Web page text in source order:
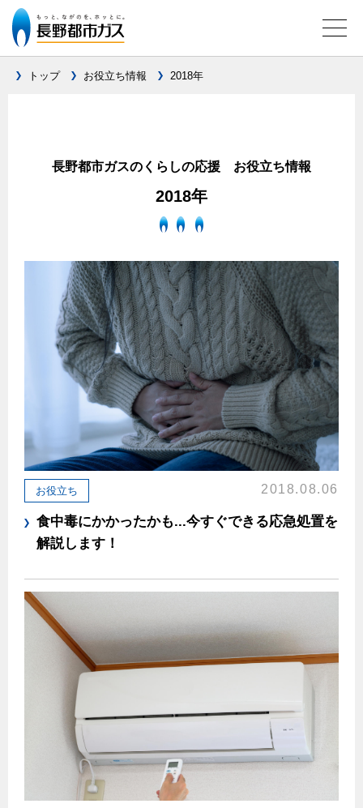
ご請求とお支払いについて
口座振替によるお支払い
クレジットカードによるお支払い
払込書による窓口でのお支払い
払込書によるスマホアプリでのお支払い
検針について
原料費調整制度について
こんなときは
ガスが出ないとき
ガス器具が故障したとき
地震のとき
ガス給湯器・風呂釜の凍結予防方法
ガス工事について
ガス工事に関する約款・委託要件・内管工事見積単価表
新しく都市ガスをご利用したい方へ
設備別に比較する
ガスコンロとIHクッキングヒーターの比較
清掃性
ガス給湯器とエコキュートの比較
ライフスタイルの変化に対応するエコジョーズ
ガス・電気併用住宅とオール電化住宅の比較
経済性、環境性、創エネ
20代
30代
40代～50代
プロパンガスから都市ガスへの切り替え
都市ガス切り替えのメリット
導入事例
オススメの商品一覧
最新ガスコンロの実力
グリル活用法
コンロの取替えは
レンジフード
オーブン・炊飯器
オーブン
警報器
バスルーム
エコジョーズ
浴室暖房乾燥機・脱衣室
ミストサウナ
キッチンをリフォーム
バスルームをリフォーム
サニタリーをリフォーム
その他をリフォーム
リフォーム事例紹介
3つのあんしん宣言
テレビCM
スタッフ
リフォームの流れ
補助金について
リフォームのお知らせ
ショールーム
リフォームについてのお問い合わせ
電力の自由化について
長野都市ガスのでんきのポイント
電気料金 長野都市ガスでんきプラン
都市ガスでんき 従量電灯Ｂ
都市ガスでんき 従量電灯Ｃ
都市ガスでんき 低圧電力
電気料金の計算について
ご請求とお支払い
約款
ご契約・お手続き
お申込み
停電時の対応
よくあるご質問
Chef Ropia's JOYFUL CUISINE
ヤミーのレシピ帖
食育活動について
エコ・クッキング
料理教室レンタル
法人のお客様へ
ホーム お知らせ
お問合わせ・資料請求 ショールーム
情報誌 企業情報
採用情報
トップ お役立ち情報 2018年
長野都市ガスのくらしの応援 お役立ち情報
2018年
お役立ち 2018.08.06
食中毒にかかったかも...今すぐできる応急処置を
解説します！